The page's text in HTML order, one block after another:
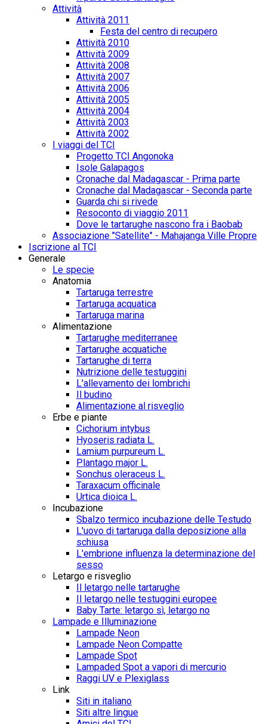
Attività
Attività 2011
Festa del centro di recupero
Attività 2010
Attività 2009
Attività 2008
Attività 2007
Attività 2006
Attività 2005
Attività 2004
Attività 2003
Attività 2002
I viaggi del TCI
Progetto TCI Angonoka
Isole Galapagos
Cronache dal Madagascar - Prima parte
Cronache dal Madagascar - Seconda parte
Guarda chi si rivede
Resoconto di viaggio 2011
Dove le tartarughe nascono fra i Baobab
Associazione "Satellite" - Mahajanga Ville Propre
Iscrizione al TCI
Generale
Le specie
Anatomia
Tartaruga terrestre
Tartaruga acquatica
Tartaruga marina
Alimentazione
Tartarughe mediterranee
Tartarughe acquatiche
Tartarughe di terra
Nutrizione delle testuggini
L'allevamento dei lombrichi
Il budino
Alimentazione al risveglio
Erbe e piante
Cichorium intybus
Hyoseris radiata L.
Lamium purpureum L.
Plantago major L.
Sonchus oleraceus L.
Taraxacum officinale
Urtica dioica L.
Incubazione
Sbalzo termico incubazione delle Testudo
L'uovo di tartaruga dalla deposizione alla
schiusa
L'embrione influenza la determinazione del
sesso
Letargo e risveglio
Il letargo nelle tartarughe
Il letargo nelle testuggini europee
Baby Tarte: letargo sì, letargo no
Lampade e Illuminazione
Lampade Neon
Lampade Neon Compatte
Lampade Spot
Lampaded Spot a vapori di mercurio
Raggi UV e Plexiglass
Link
Siti in italiano
Siti altre lingue